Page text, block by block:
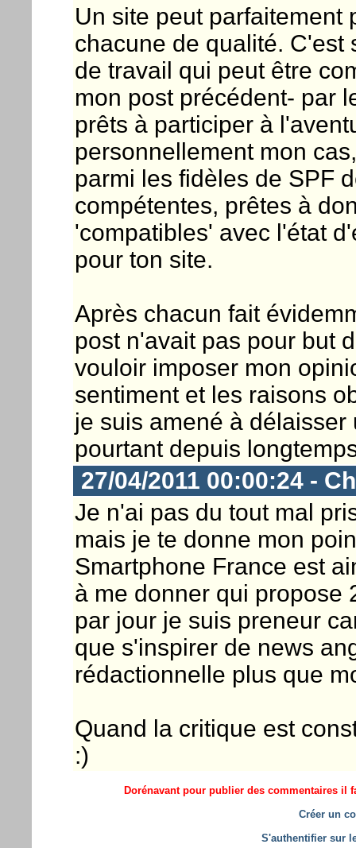
Un site peut parfaitement
chacune de qualité. C'est
de travail qui peut être
mon post précédent- par
prêts à participer à
personnellement mon
parmi les fidèles de SPF
compétentes, prêtes à
'compatibles' avec l'état
pour ton site.
Après chacun fait
post n'avait pas pour but
vouloir imposer mon
sentiment et les raisons
je suis amené à
pourtant depuis
27/04/2011 00:00:24 -
Je n'ai pas du tout mal
mais je te donne mon
Smartphone France est
à me donner qui propose
par jour je suis preneur
que s'inspirer de news
rédactionnelle plus que
Quand la critique est
:)
Dorénavant pour publier des commentaires il
Créer un
S'authentifier sur